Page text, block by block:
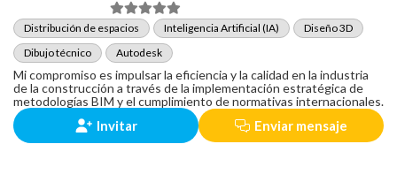
Distribución de espacios Inteligencia Artificial (IA)
Diseño 3D
Dibujo técnico
Autodesk
Mi compromiso es impulsar la eficiencia y la calidad en la industria
de la construcción a través de la implementación estratégica de
metodologías BIM y el cumplimiento de normativas internacionales.
Invitar Enviar mensaje